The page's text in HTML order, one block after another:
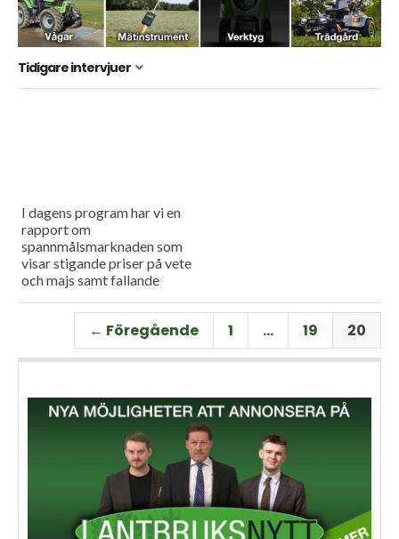
Tidigare intervjuer
I dagens program har vi en
rapport om
spannmålsmarknaden som
visar stigande priser på vete
och majs samt fallande
premiär för vårt
måndagsprogram med en
längre intervju med Erik
Stjerndahl vd för HIR Skåne,
fältdagar.
← Föregående 1 … 19 20